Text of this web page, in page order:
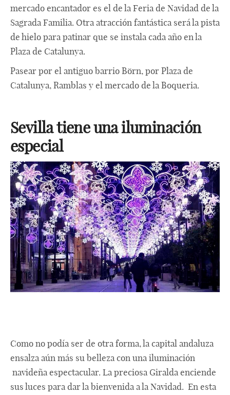
mercado encantador es el de la Feria de Navidad de la
Sagrada Familia. Otra atracción fantástica será la pista
de hielo para patinar que se instala cada año en la
Plaza de Catalunya.
Pasear por el antiguo barrio Börn, por Plaza de
Catalunya, Ramblas y el mercado de la Boqueria.
Sevilla tiene una iluminación
especial
Como no podía ser de otra forma, la capital andaluza
ensalza aún más su belleza con una iluminación
navideña espectacular. La preciosa Giralda enciende
sus luces para dar la bienvenida a la Navidad. En esta